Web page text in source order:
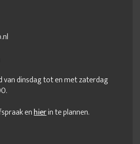
van dinsdag tot en met zaterdag
enhierin te plannen.